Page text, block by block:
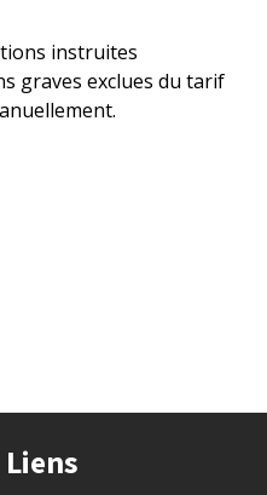
instruites
graves exclues du tarif
Liens